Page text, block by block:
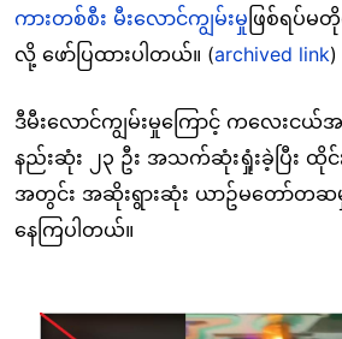
ကားတစ်စီး မီးလောင်ကျွမ်းမှု ဖြစ်ရပ်
လို့ ဖော်ပြထားပါတယ်။ (archived link)
ဒီမီးလောင်ကျွမ်းမှုကြောင့် ကလေးငယ်
နည်းဆုံး ၂၃ ဦး အသက်ဆုံးရှုံးခဲ့ပြီး ထို
အတွင်း အဆိုးရွားဆုံး ယာဥ်မတော်တဆမှု
နေကြပါတယ်။
Image